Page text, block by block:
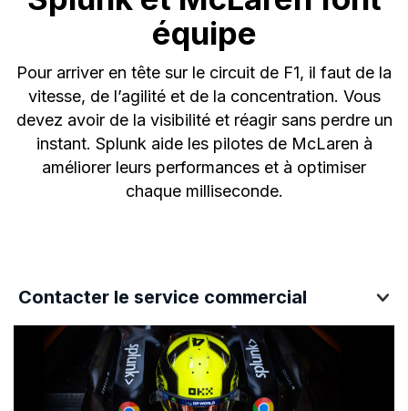
équipe
Pour arriver en tête sur le circuit de F1, il faut de la
vitesse, de l’agilité et de la concentration. Vous
devez avoir de la visibilité et réagir sans perdre un
instant. Splunk aide les pilotes de McLaren à
améliorer leurs performances et à optimiser
chaque milliseconde.
Contacter le service commercial
Contacter le service commercial